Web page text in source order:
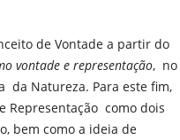
de Vontade a partir do
vontade e representação, no
da Natureza. Para este fim,
Representação como dois
bem como a ideia de